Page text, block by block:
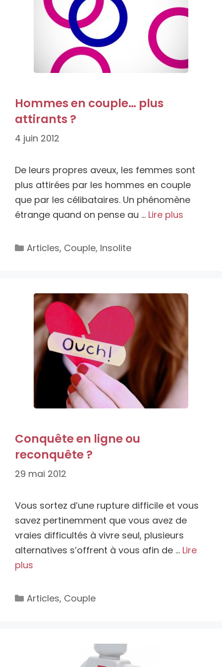
Hommes en couple… plus
attirants ?
4 juin 2012
De leurs propres aveux, les femmes sont
plus attirées par les hommes en couple
que par les célibataires. Un phénomène
étrange quand on pense au … Lire plus
Catégories
Articles, Couple, Insolite
Conquête en ligne ou
reconquête ?
29 mai 2012
Vous sortez d’une rupture difficile et vous
savez pertinemment que vous avez de
vraies difficultés à vivre seul, plusieurs
alternatives s’offrent à vous afin de … Lire
plus
Catégories
Articles, Couple